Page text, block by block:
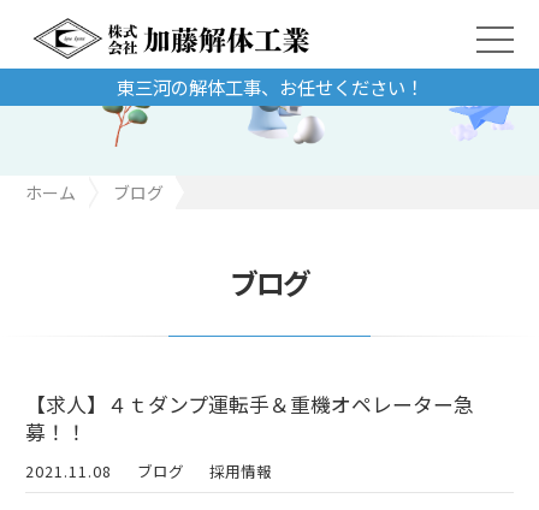
東三河の解体工事、お任せください！
ホーム
ブログ
ブログ
【求人】４ｔダンプ運転手＆重機オペレーター急
募！！
2021.11.08 ブログ 採用情報